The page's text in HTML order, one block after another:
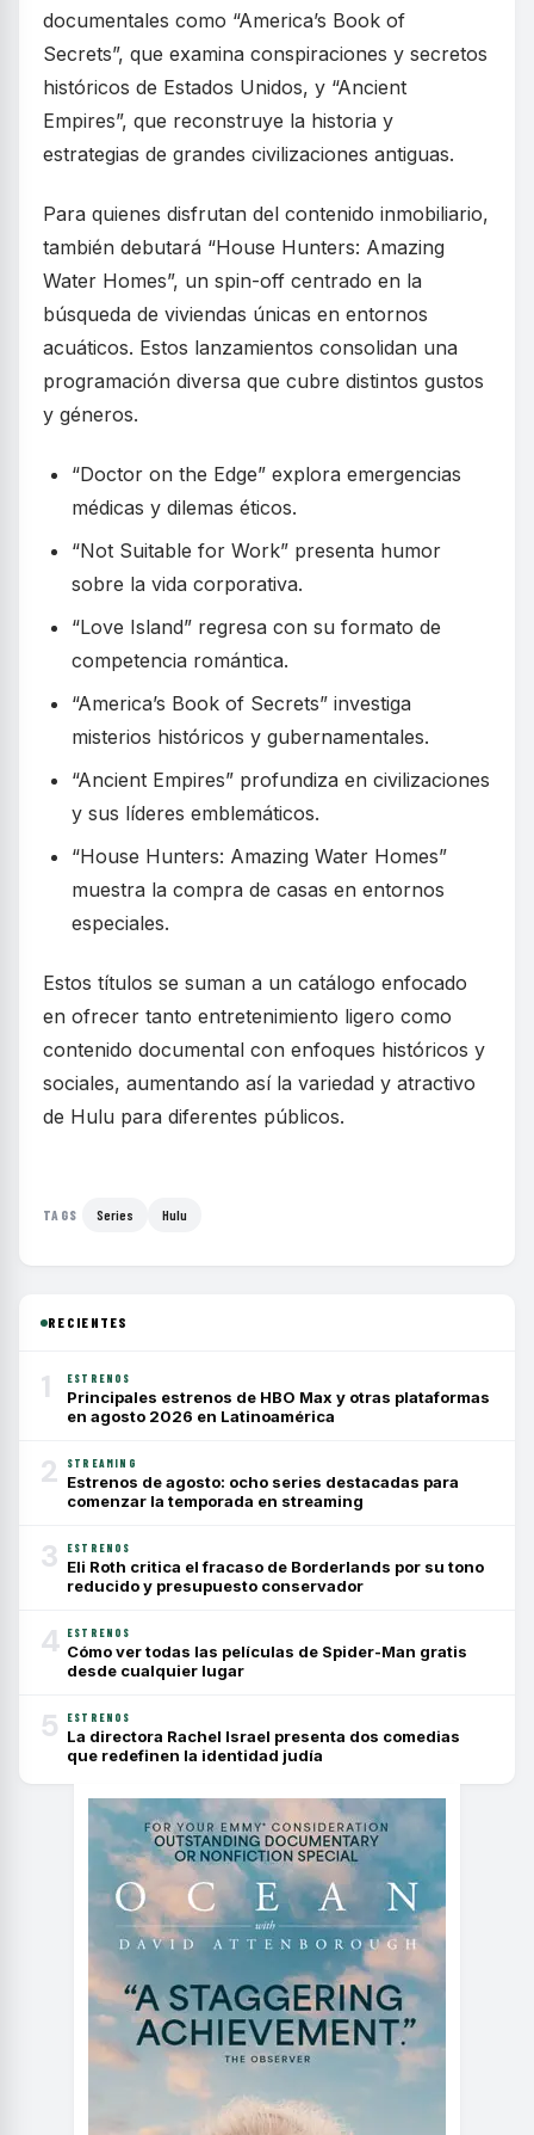
documentales como “America’s Book of
Secrets”, que examina conspiraciones y secretos
históricos de Estados Unidos, y “Ancient
Empires”, que reconstruye la historia y
estrategias de grandes civilizaciones antiguas.
Para quienes disfrutan del contenido inmobiliario,
también debutará “House Hunters: Amazing
Water Homes”, un spin-off centrado en la
búsqueda de viviendas únicas en entornos
acuáticos. Estos lanzamientos consolidan una
programación diversa que cubre distintos gustos
y géneros.
“Doctor on the Edge” explora emergencias
médicas y dilemas éticos.
“Not Suitable for Work” presenta humor
sobre la vida corporativa.
“Love Island” regresa con su formato de
competencia romántica.
“America’s Book of Secrets” investiga
misterios históricos y gubernamentales.
“Ancient Empires” profundiza en civilizaciones
y sus líderes emblemáticos.
“House Hunters: Amazing Water Homes”
muestra la compra de casas en entornos
especiales.
Estos títulos se suman a un catálogo enfocado
en ofrecer tanto entretenimiento ligero como
contenido documental con enfoques históricos y
sociales, aumentando así la variedad y atractivo
de Hulu para diferentes públicos.
TAGS Series Hulu
RECIENTES
1 ESTRENOS
Principales estrenos de HBO Max y otras plataformas
en agosto 2026 en Latinoamérica
2 STREAMING
Estrenos de agosto: ocho series destacadas para
comenzar la temporada en streaming
3 ESTRENOS
Eli Roth critica el fracaso de Borderlands por su tono
reducido y presupuesto conservador
4 ESTRENOS
Cómo ver todas las películas de Spider-Man gratis
desde cualquier lugar
5 ESTRENOS
La directora Rachel Israel presenta dos comedias
que redefinen la identidad judía